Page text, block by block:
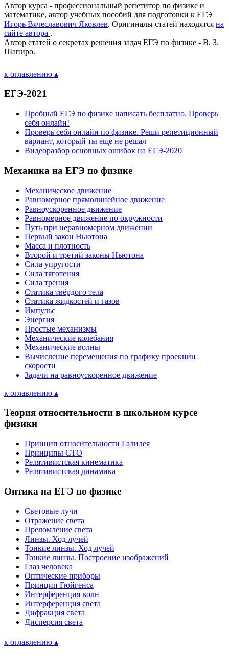
Автор курса - профессиональный репетитор по физике и
математике, автор учебных пособий для подготовки к ЕГЭ
Игорь Вячеславович Яковлев. Оригиналы статей находятся на
сайте автора .
Автор статей о секретах решения задач ЕГЭ по физике - В. З.
Шапиро.
к оглавлению ▴
ЕГЭ-2021
Пробный ЕГЭ по физике написать бесплатно. Проверь
себя онлайн!
Проверь себя онлайн по физике. Реши репетиционный
вариант, который ты еще не решал
Видеоразбор основных ошибок на ЕГЭ-2020
Механика на ЕГЭ по физике
Механическое движение
Равномерное прямолинейное движение
Равноускоренное движение
Равномерное движение по окружности
Путь при неравномерном движении
Первый закон Ньютона
Масса и плотность
Второй и третий законы Ньютона
Сила упругости
Сила тяготения
Сила трения
Статика твёрдого тела
Статика жидкостей и газов
Импульс
Энергия
Простые механизмы
Механические колебания
Механические волны
Вычисление перемещения по графику проекции
скорости
Задачи на равноускоренное движение
к оглавлению ▴
Теория относительности в школьном курсе
физики
Принцип относительности Галилея
Принципы СТО
Релятивистская кинематика
Релятивистская динамика
Оптика на ЕГЭ по физике
Световые лучи
Отражение света
Преломление света
Линзы. Ход лучей
Тонкие линзы. Ход лучей
Тонкие линзы. Построение изображений
Глаз человека
Оптические приборы
Принцип Гюйгенса
Интерференция волн
Интерференция света
Дифракция света
Дисперсия света
к оглавлению ▴